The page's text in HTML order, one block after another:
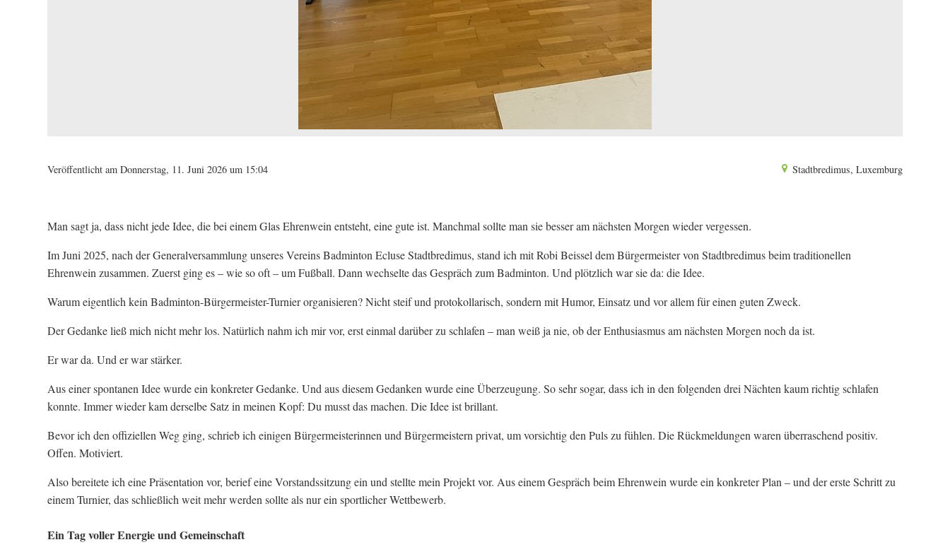
Veröffentlicht am Donnerstag, 11. Juni 2026 um 15:04 Stadtbredimus, Luxemburg
Man sagt ja, dass nicht jede Idee, die bei einem Glas Ehrenwein entsteht, eine gute ist. Manchmal sollte man sie besser am nächsten Morgen wieder vergessen.
Im Juni 2025, nach der Generalversammlung unseres Vereins Badminton Ecluse Stadtbredimus, stand ich mit Robi Beissel dem Bürgermeister von Stadtbredimus beim traditionellen
Ehrenwein zusammen. Zuerst ging es – wie so oft – um Fußball. Dann wechselte das Gespräch zum Badminton. Und plötzlich war sie da: die Idee.
Warum eigentlich kein Badminton-Bürgermeister-Turnier organisieren? Nicht steif und protokollarisch, sondern mit Humor, Einsatz und vor allem für einen guten Zweck.
Der Gedanke ließ mich nicht mehr los. Natürlich nahm ich mir vor, erst einmal darüber zu schlafen – man weiß ja nie, ob der Enthusiasmus am nächsten Morgen noch da ist.
Er war da. Und er war stärker.
Aus einer spontanen Idee wurde ein konkreter Gedanke. Und aus diesem Gedanken wurde eine Überzeugung. So sehr sogar, dass ich in den folgenden drei Nächten kaum richtig schlafen
konnte. Immer wieder kam derselbe Satz in meinen Kopf: Du musst das machen. Die Idee ist brillant.
Bevor ich den offiziellen Weg ging, schrieb ich einigen Bürgermeisterinnen und Bürgermeistern privat, um vorsichtig den Puls zu fühlen. Die Rückmeldungen waren überraschend positiv.
Offen. Motiviert.
Also bereitete ich eine Präsentation vor, berief eine Vorstandssitzung ein und stellte mein Projekt vor. Aus einem Gespräch beim Ehrenwein wurde ein konkreter Plan – und der erste Schritt zu
einem Turnier, das schließlich weit mehr werden sollte als nur ein sportlicher Wettbewerb.
Ein Tag voller Energie und Gemeinschaft